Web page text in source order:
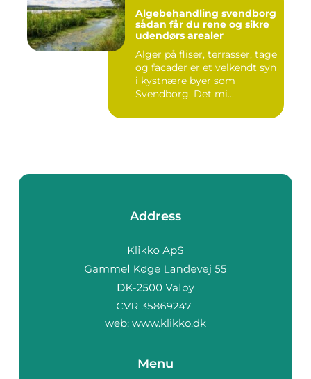
Algebehandling svendborg
sådan får du rene og sikre
udendørs arealer
Alger på fliser, terrasser, tage
og facader er et velkendt syn
i kystnære byer som
Svendborg. Det mi...
Address
web: www.klikko.dk
Menu